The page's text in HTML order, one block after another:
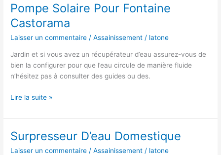
Pompe Solaire Pour Fontaine
Castorama
Laisser un commentaire /Assainissement / latone
Jardin et si vous avez un récupérateur d’eau assurez-vous de
bien la configurer pour que l’eau circule de manière fluide
n’hésitez pas à consulter des guides ou des.
Pompe
Pour
Castorama
Lire la suite »
Surpresseur D’eau Domestique
Laisser un commentaire /Assainissement / latone